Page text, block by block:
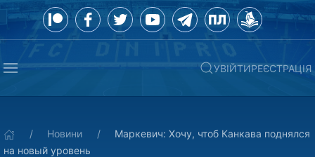
УВІЙТИРЕЄСТРАЦІЯ
Новини
Маркевич: Хочу, чтоб Канкава поднялся
на новый уровень